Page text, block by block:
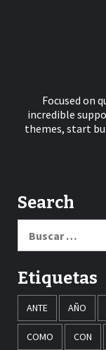
Focused on
incredible
themes, start
Search
Etiquetas
ANTE AÑO
COMO CON